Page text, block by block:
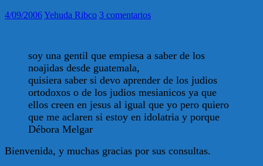
4/09/2006Yehuda Ribco 3 comentarios
soy una gentil que empiesa a saber de los
noajidas desde guatemala,
quisiera saber si devo aprender de los judios
ortodoxos o de los judios mesianicos ya que
ellos creen en jesus al igual que yo pero quiero
que me aclaren si estoy en idolatria y porque
Débora Melgar
Bienvenida, y muchas gracias por sus consultas.